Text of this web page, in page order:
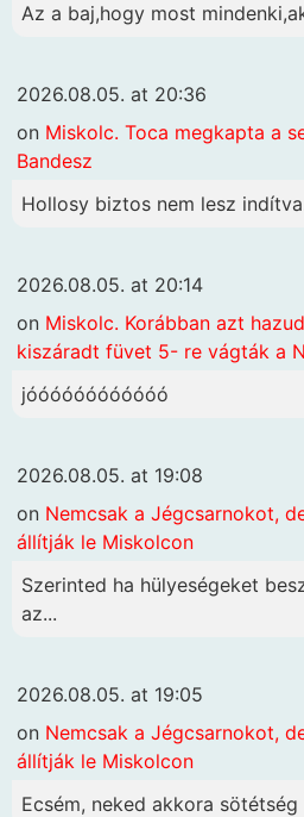
Az a baj,hogy most
2026.08.05. at 20:36
on Miskolc. Toca megkapta a
Bandesz
Hollosy biztos nem lesz
2026.08.05. at 20:14
on Miskolc. Korábban azt
kiszáradt füvet 5- re vágták a
jóóóóóóóóóóóó
2026.08.05. at 19:08
on Nemcsak a Jégcsarnokot,
állítják le Miskolcon
Szerinted ha hülyeségeket
az...
2026.08.05. at 19:05
on Nemcsak a Jégcsarnokot,
állítják le Miskolcon
Ecsém, neked akkora sötétség